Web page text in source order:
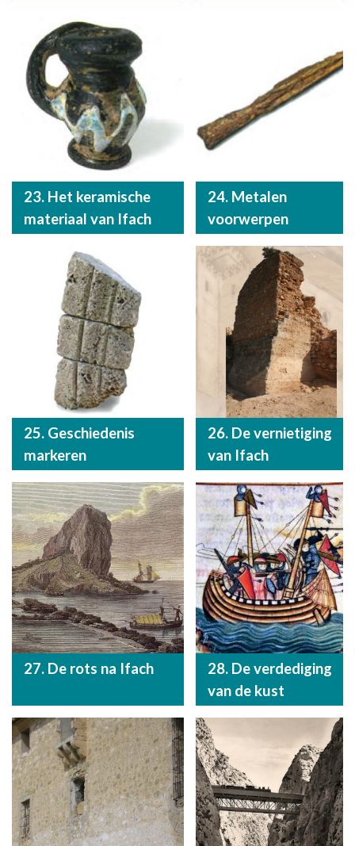
23. Het keramische
materiaal van Ifach
24. Metalen
voorwerpen
25. Geschiedenis
markeren
26. De vernietiging
van Ifach
27. De rots na Ifach
28. De verdediging
van de kust